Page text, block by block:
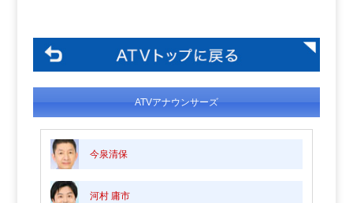
ATVアナウンサーズ
今泉清保
河村 庸市